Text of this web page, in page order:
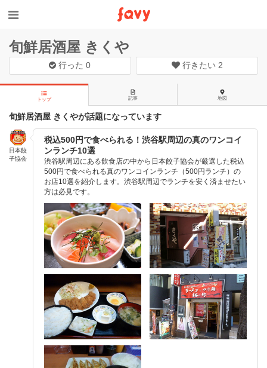
旬鮮居酒屋 きくや
行った0 行きたい 2
トップ 記事 地図
旬鮮居酒屋 きくやが話題になっています
日本餃
子協会
税込500円で食べられる！渋谷駅周辺の真のワンコイ
ンランチ10選
渋谷駅周辺にある飲食店の中から日本餃子協会が厳選した税込
500円で食べられる真のワンコインランチ（500円ランチ）の
お店10選を紹介します。渋谷駅周辺でランチを安く済ませたい
方は必見です。